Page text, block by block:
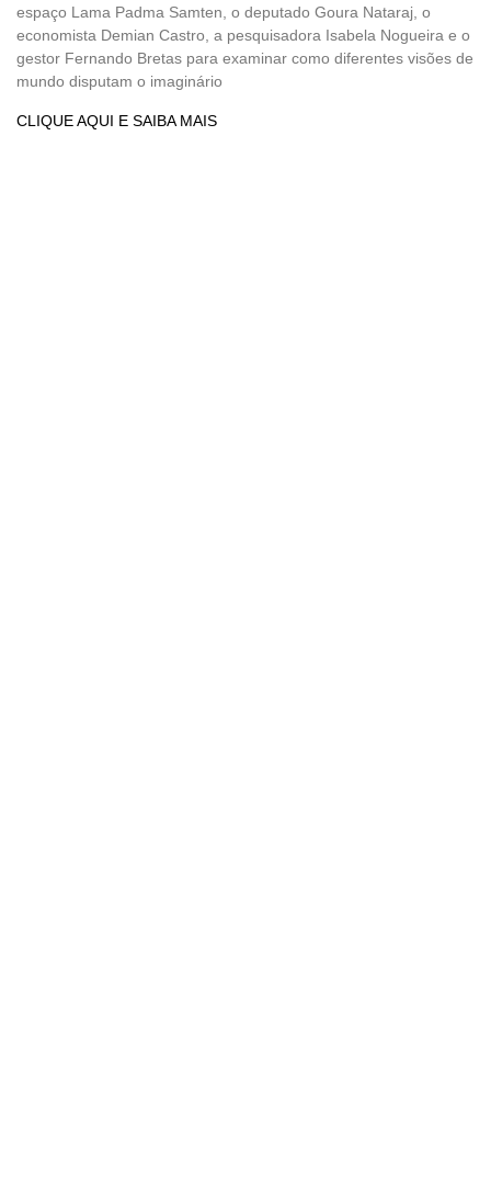
espaço Lama Padma Samten, o deputado Goura Nataraj, o
economista Demian Castro, a pesquisadora Isabela Nogueira e o
gestor Fernando Bretas para examinar como diferentes visões de
mundo disputam o imaginário
CLIQUE AQUI E SAIBA MAIS